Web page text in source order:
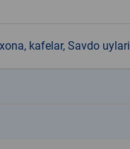
kafelar, Savdo uylari